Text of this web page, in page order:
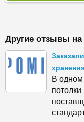
Другие отзывы на
В одном